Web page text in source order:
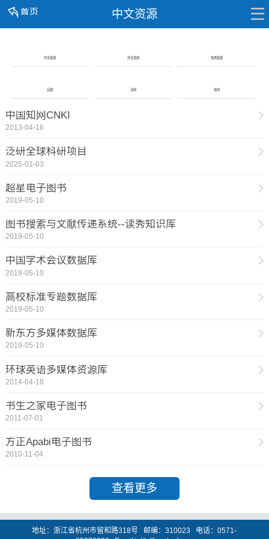
中文资源
中文资源 外文资源 免费资源
自建 试用 常用
中国知网CNKI
2013-04-16
泛研全球科研项目
2025-01-03
超星电子图书
2019-05-10
图书搜索与文献传递系统--读秀知识库
2019-05-10
中国学术会议数据库
2019-05-10
高校标准专题数据库
2019-05-10
新东方多媒体数据库
2019-05-10
环球英语多媒体资源库
2014-04-18
书生之家电子图书
2011-07-01
方正Apabi电子图书
2010-11-04
查看更多
地址：浙江省杭州市留和路318号 邮编：310023 电话：0571-